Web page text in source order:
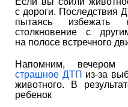
с дороги. Последствия
пытаясь избежать
столкновение с
на полосе встречного
Напомним, вечером
страшное ДТП из-за
животного. В
ребенок